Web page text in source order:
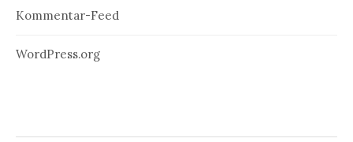
Kommentar-Feed
WordPress.org